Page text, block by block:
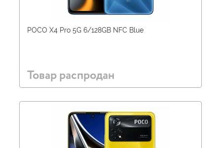
POCO X4 Pro 5G 6/128GB NFC Blue
Товар распродан